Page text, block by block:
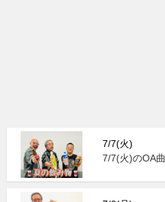
7/7(火)
7/7(火)のOA曲